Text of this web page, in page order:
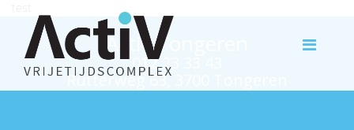
Activ Tongeren
012 23 33 43
Rutterweg 63, 3700 Tongeren